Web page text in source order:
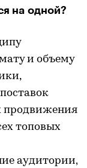
на одной?
и объему
продвижения
топовых
аудитории,